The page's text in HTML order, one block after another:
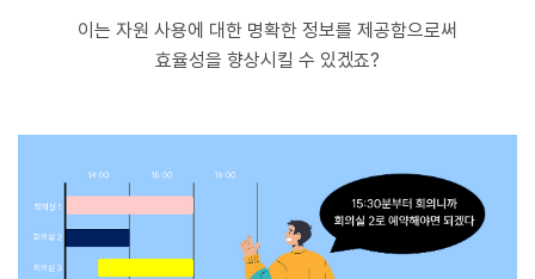
이는 자원 사용에 대한 명확한 정보를 제공함으로써
효율성을 향상시킬 수 있겠죠?